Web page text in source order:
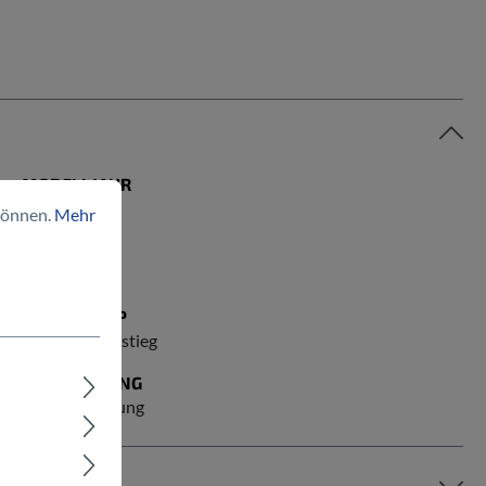
MODELLJAHR
2026
RAHMENTYP
Wave/Tiefeinstieg
BELEUCHTUNG
mit Beleuchtung
Mehr